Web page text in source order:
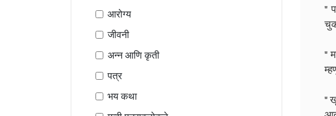
आरोग्य
जीवनी
अन्न आणि कृती
पत्र
भय कथा
"
"
"